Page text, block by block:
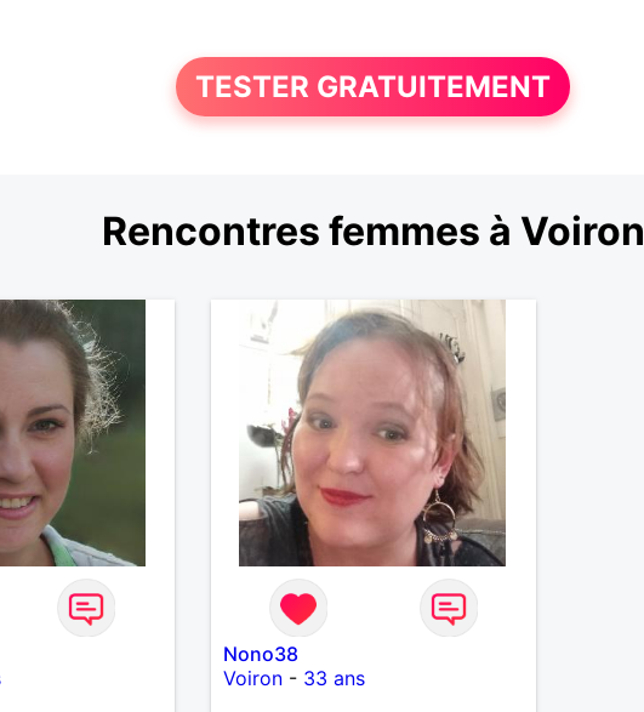
TESTER GRATUITEMENT
Rencontres femmes à Voiron
Nono38
Voiron- 33 ans